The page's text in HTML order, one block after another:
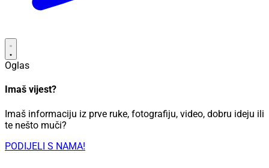
Oglas
Imaš vijest?
Imaš informaciju iz prve ruke, fotografiju, video, dobru ideju ili
te nešto muči?
PODIJELI S NAMA!